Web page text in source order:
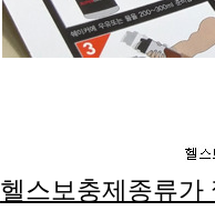
헬스보충제종류가